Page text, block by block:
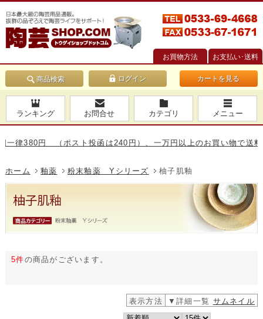
お買物方法 お支払い･送料
商品検索 カートを見る
ランキング お問合せ カテゴリ メニュー
380円 （ポスト投函は240円）、一万円以上のお買い物で送料無料
ホーム 釉薬 粉末釉薬 Yシリーズ 柚子肌釉
5件の商品がございます。
表示方法 ▼詳細一覧 サムネイル